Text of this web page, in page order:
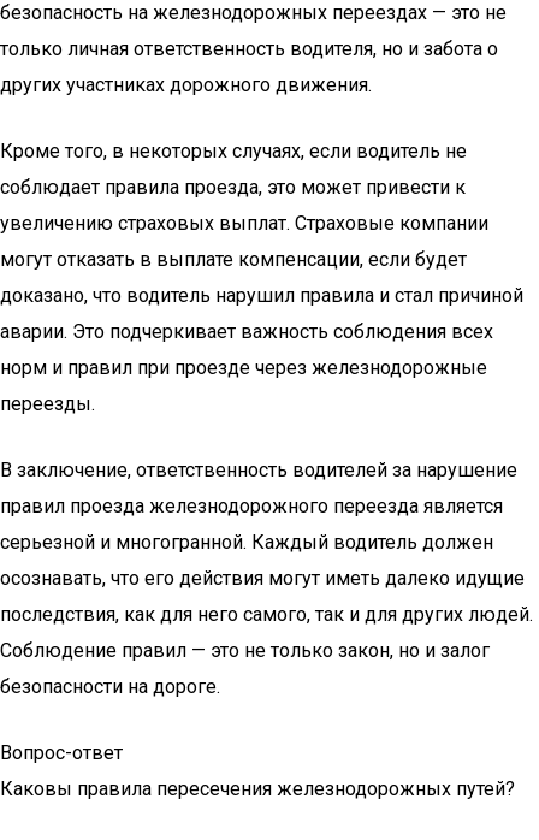
безопасность на железнодорожных переездах — это не
только личная ответственность водителя, но и забота о
других участниках дорожного движения.
Кроме того, в некоторых случаях, если водитель не
соблюдает правила проезда, это может привести к
увеличению страховых выплат. Страховые компании
могут отказать в выплате компенсации, если будет
доказано, что водитель нарушил правила и стал причиной
аварии. Это подчеркивает важность соблюдения всех
норм и правил при проезде через железнодорожные
переезды.
В заключение, ответственность водителей за нарушение
правил проезда железнодорожного переезда является
серьезной и многогранной. Каждый водитель должен
осознавать, что его действия могут иметь далеко идущие
последствия, как для него самого, так и для других людей.
Соблюдение правил — это не только закон, но и залог
безопасности на дороге.
Вопрос-ответ
Каковы правила пересечения железнодорожных путей?